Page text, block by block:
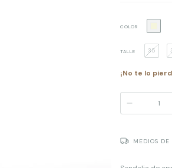
COLOR
TALLE 35
¡No te lo
MEDIOS DE